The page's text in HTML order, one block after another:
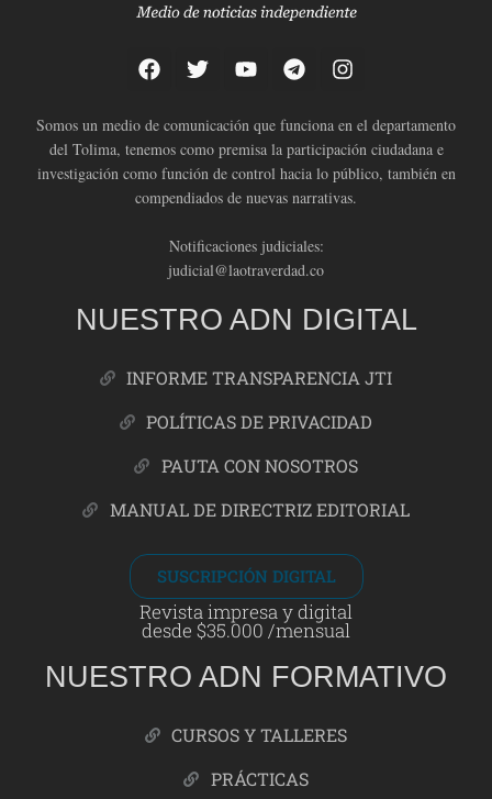
Somos un medio de comunicación que funciona en el departamento
del Tolima, tenemos como premisa la participación ciudadana e
investigación como función de control hacia lo público, también en
compendiados de nuevas narrativas.
Notificaciones judiciales:
judicial@laotraverdad.co
NUESTRO ADN DIGITAL
INFORME TRANSPARENCIA JTI
POLÍTICAS DE PRIVACIDAD
PAUTA CON NOSOTROS
MANUAL DE DIRECTRIZ EDITORIAL
SUSCRIPCIÓN DIGITAL
Revista impresa y digital
desde $35.000 /mensual
NUESTRO ADN FORMATIVO
CURSOS Y TALLERES
PRÁCTICAS